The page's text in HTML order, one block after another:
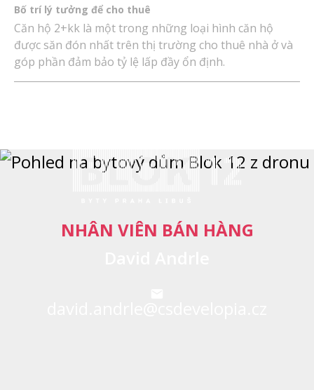
Bố trí lý tưởng để cho thuê
Căn hộ 2+kk là một trong những loại hình căn hộ
được săn đón nhất trên thị trường cho thuê nhà ở và
góp phần đảm bảo tỷ lệ lấp đầy ổn định.
NHÂN VIÊN BÁN HÀNG